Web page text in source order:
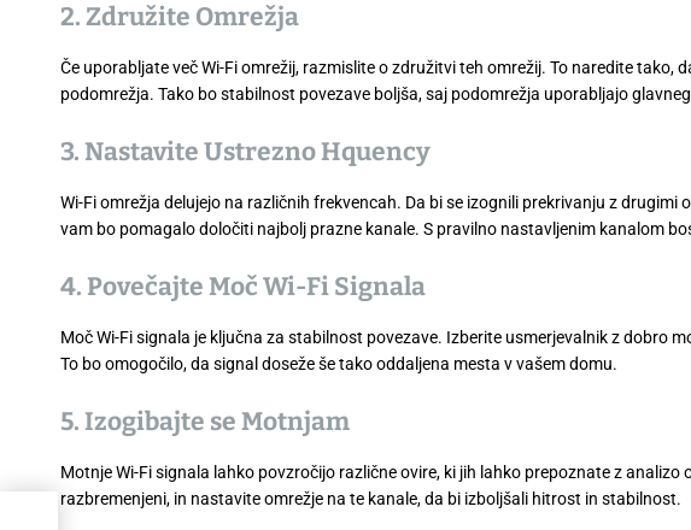
2. Združite Omrežja
Če uporabljate več Wi-Fi omrežij, razmislite o združitvi teh omrežij. To naredite tako,
podomrežja. Tako bo stabilnost povezave boljša, saj podomrežja uporabljajo
3. Nastavite Ustrezno Hquency
Wi-Fi omrežja delujejo na različnih frekvencah. Da bi se izognili prekrivanju z
vam bo pomagalo določiti najbolj prazne kanale. S pravilno nastavljenim kanalom
4. Povečajte Moč Wi-Fi Signala
Moč Wi-Fi signala je ključna za stabilnost povezave. Izberite usmerjevalnik z dobro
To bo omogočilo, da signal doseže še tako oddaljena mesta v vašem domu.
5. Izogibajte se Motnjam
Motnje Wi-Fi signala lahko povzročijo različne ovire, ki jih lahko prepoznate z analizo
razbremenjeni, in nastavite omrežje na te kanale, da bi izboljšali hitrost in stabilnost.